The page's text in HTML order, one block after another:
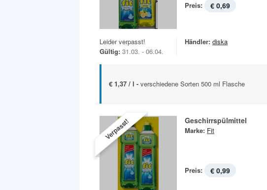
Preis: € 0,69
Leider verpasst!
Gültig: 31.03. - 06.04.
Händler: diska
€ 1,37 / l - verschiedene Sorten 500 ml Flasche
Verpasst! Geschirrspülmittel
Marke: Fit
Preis: € 0,99